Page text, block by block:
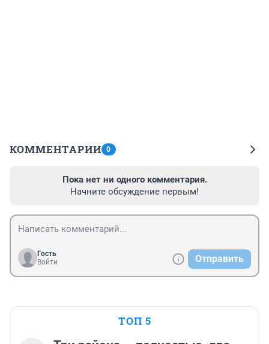
КОММЕНТАРИИ 0
Пока нет ни одного комментария.
Начните обсуждение первым!
Гость
Войти
Отправить
ТОП 5